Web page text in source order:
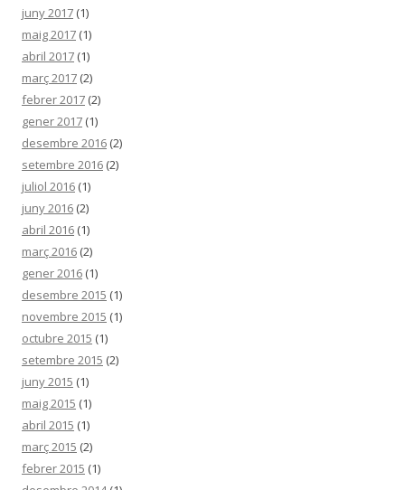
juny 2017 (1)
maig 2017 (1)
abril 2017 (1)
març 2017 (2)
febrer 2017 (2)
gener 2017 (1)
desembre 2016 (2)
setembre 2016 (2)
juliol 2016 (1)
juny 2016 (2)
abril 2016 (1)
març 2016 (2)
gener 2016 (1)
desembre 2015 (1)
novembre 2015 (1)
octubre 2015 (1)
setembre 2015 (2)
juny 2015 (1)
maig 2015 (1)
abril 2015 (1)
març 2015 (2)
febrer 2015 (1)